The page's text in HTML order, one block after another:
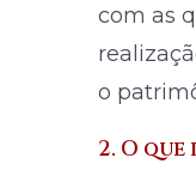
com as
o
2. O